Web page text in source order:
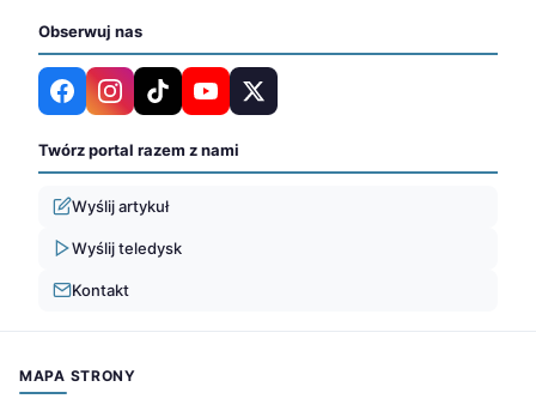
Obserwuj nas
Twórz portal razem z nami
Wyślij artykuł
Wyślij teledysk
Kontakt
MAPA STRONY